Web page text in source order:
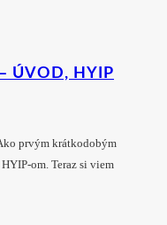
ÚVOD, HYIP
prvým krátkodobým
om. Teraz si viem